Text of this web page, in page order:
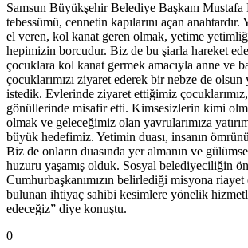
Samsun Büyükşehir Belediye Başkanı
tebessümü, cennetin kapılarını açan
el veren, kol kanat geren olmak, yetime
hepimizin borcudur. Biz de bu şiarla hareket
çocuklara kol kanat germek amacıyla anne ve
çocuklarımızı ziyaret ederek bir nebze de
istedik. Evlerinde ziyaret ettiğimiz
gönüllerinde misafir etti. Kimsesizlerin kimi
olmak ve geleceğimiz olan yavrularımıza
büyük hedefimiz. Yetimin duası, insanın
Biz de onların duasında yer almanın ve
huzuru yaşamış olduk. Sosyal belediyeciliğin
Cumhurbaşkanımızın belirlediği misyona
bulunan ihtiyaç sahibi kesimlere yönelik
edeceğiz” diye konuştu.
0